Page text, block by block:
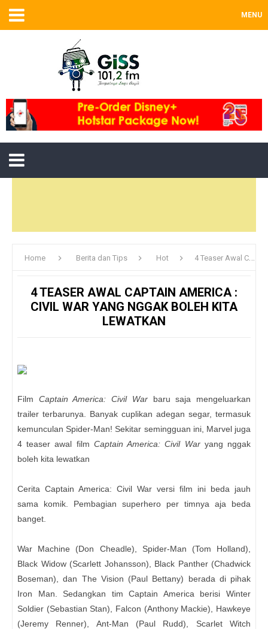
MENU
Home Berita dan Tips Hot 4 Teaser Awal Captain America : Civil War Yang Nggak Boleh Kita Lewatkan
4 TEASER AWAL CAPTAIN AMERICA :
CIVIL WAR YANG NGGAK BOLEH KITA
LEWATKAN
Film Captain America: Civil Warbaru saja mengeluarkan
trailer terbarunya. Banyak cuplikan adegan segar, termasuk
kemunculan Spider-Man! Sekitar semingguan ini, Marvel juga
4 teaser awal film Captain America: Civil Waryang nggak
boleh kita lewatkan
Cerita Captain America: Civil War versi film ini beda jauh
sama komik. Pembagian superhero per timnya aja beda
banget.
War Machine (Don Cheadle), Spider-Man (Tom Holland),
Black Widow (Scarlett Johansson), Black Panther (Chadwick
Boseman), dan The Vision (Paul Bettany) berada di pihak
Iron Man. Sedangkan tim Captain America berisi Winter
Soldier (Sebastian Stan), Falcon (Anthony Mackie), Hawkeye
(Jeremy Renner), Ant-Man (Paul Rudd), Scarlet Witch